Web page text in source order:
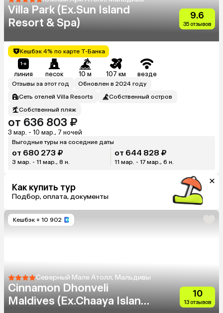
Villa Park (Ex.Sun Island
Resort & Spa)
9.6
35 отзывов
Кешбэк 4% по карте Т-Банка
линия песок 10 м 107 км везде
Отзывы за этот год
Обновлен в 2024 году
Сеть отелей Villa Resorts
Собственный остров
Собственный пляж
от 636 803 ₽
3 мар. - 10 мар., 7 ночей
Выгодные туры на соседние даты
от 680 273 ₽
3 мар. - 11 мар., 8 н.
от 644 828 ₽
11 мар. - 17 мар., 6 н.
Как купить тур
Подбор, оплата, документы
Кешбэк + 10 902
Северный Мале Атолл, Мальдивы
Cinnamon Dhonveli
Maldives (Ex.Chaaya Island
10
13 отзывов